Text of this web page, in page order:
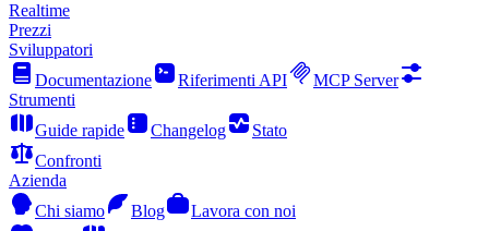
Realtime
Prezzi
Sviluppatori
Documentazione
Riferimenti API
MCP Server
Strumenti
Guide rapide
Changelog
Stato
Confronti
Azienda
Chi siamo
Blog
Lavora con noi